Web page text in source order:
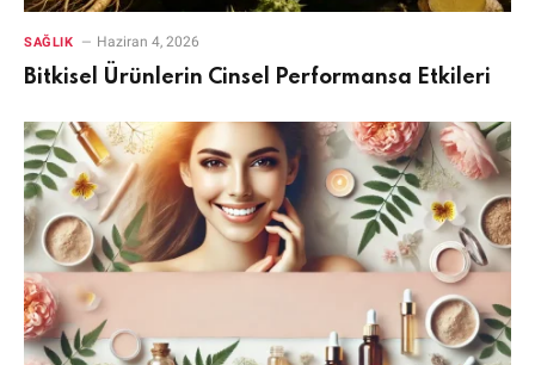
SAĞLIK Haziran 4, 2026
Bitkisel Ürünlerin Cinsel Performansa Etkileri